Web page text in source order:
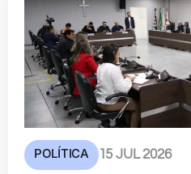
POLÍTICA 15 JUL 2026